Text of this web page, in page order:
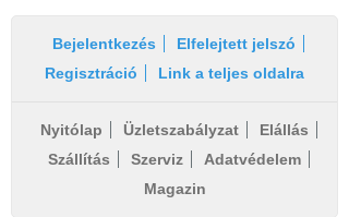
Bejelentkezés
Elfelejtett jelszó
Regisztráció
Link a teljes oldalra
Nyitólap Üzletszabályzat
Elállás
Szállítás
Szerviz
Adatvédelem
Magazin